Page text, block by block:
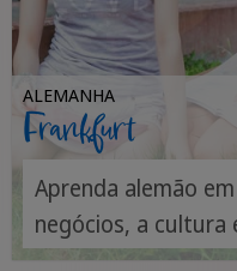
ALEMANHA
Frankfurt
Aprenda alemão
negócios, a cultura
falam um idioma